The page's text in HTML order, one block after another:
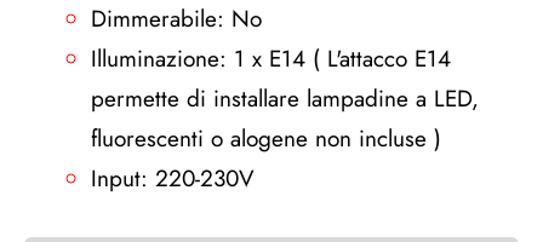
Dimmerabile: No
Illuminazione: 1 x E14 ( L'attacco E14
permette di installare lampadine a LED,
fluorescenti o alogene non incluse )
Input: 220-230V